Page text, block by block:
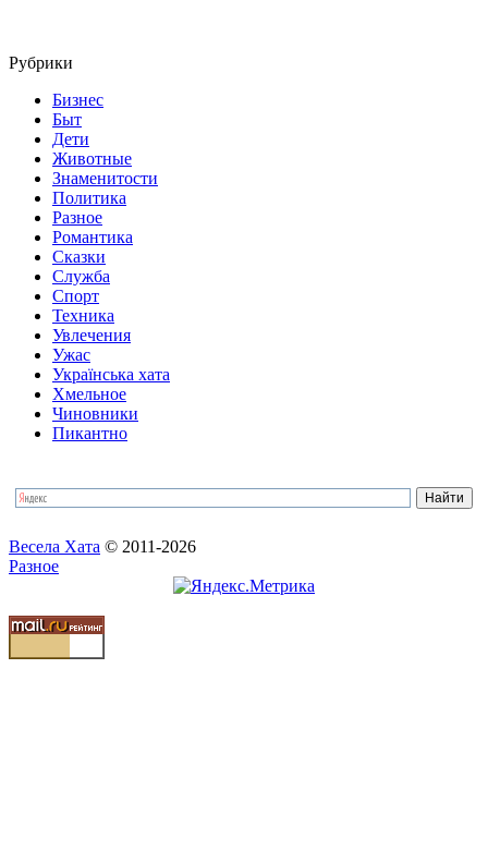
Рубрики
Бизнес
Быт
Дети
Животные
Знаменитости
Политика
Разное
Романтика
Сказки
Служба
Спорт
Техника
Увлечения
Ужас
Українська хата
Хмельное
Чиновники
Пикантно
Весела Хата © 2011-2026
Разное